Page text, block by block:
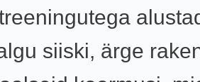
siiski, ärge